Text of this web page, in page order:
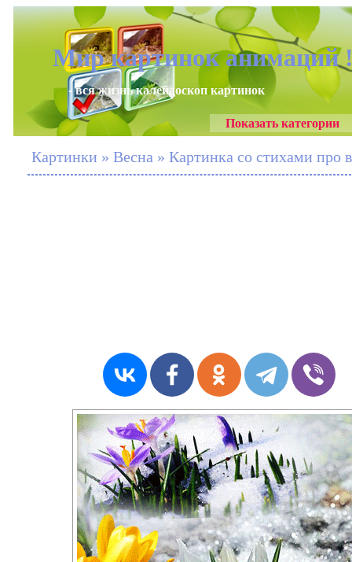
Мир картинок анимаций
- вся жизнь калейдоскоп картинок
Показать категории
Картинки » Весна » Картинка со стихами про